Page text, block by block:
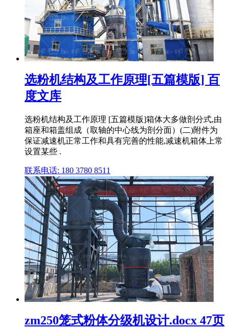
选粉机结构及工作原理[五篇模版] 百
度文库
选粉机结构及工作原理 [五篇模版]箱体大多做剖分式,由
箱座和箱盖组成（取轴的中心线为剖分面）(二)附件为
保证减速机正常工作和具有完善的性能,减速机箱体上常
设置某些 .
联系电话: 180 3780 8511
zm250笼式粉体分级机设计.docx 47页